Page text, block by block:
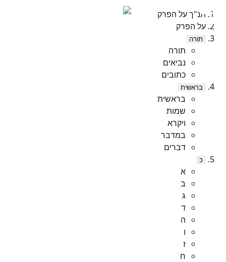
תנ"ך על הפרק
על הפרק
תורה
תורה
נביאים
כתובים
בראשית
בראשית
שמות
ויקרא
במדבר
דברים
כ
א
ב
ג
ד
ה
ו
ז
ח